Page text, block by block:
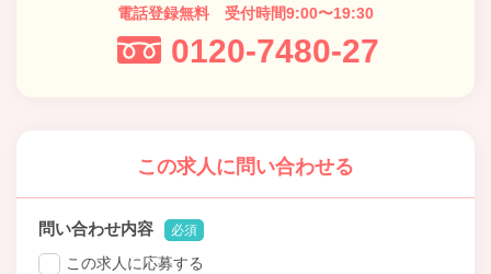
電話登録無料 受付時間9:00〜19:30
0120-7480-27
この求人に問い合わせる
問い合わせ内容 必須
この求人に応募する